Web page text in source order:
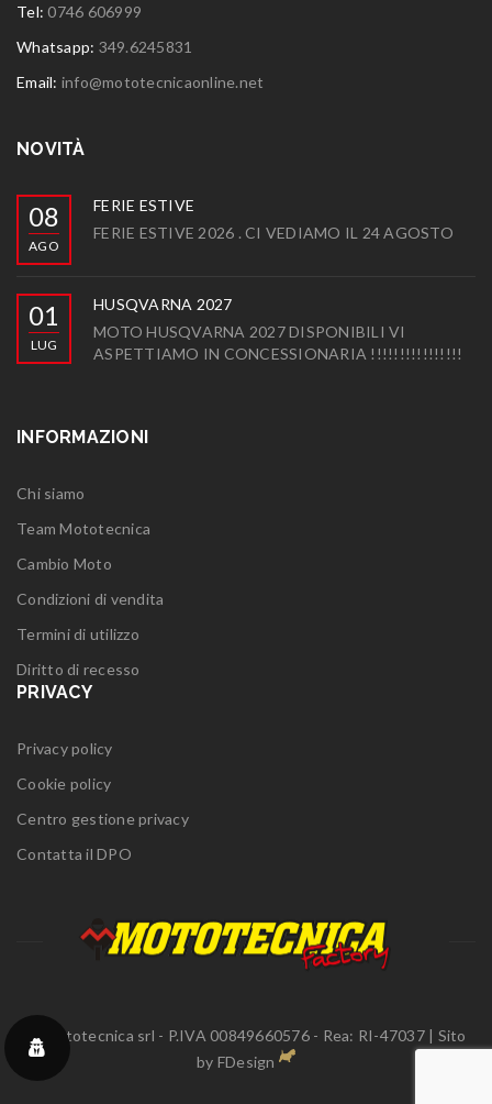
Tel:0746 606999
Whatsapp: 349.6245831
Email: info@mototecnicaonline.net
NOVITÀ
08
AGO
FERIE ESTIVE
FERIE ESTIVE 2026 . CI VEDIAMO IL 24 AGOSTO
01
LUG
HUSQVARNA 2027
MOTO HUSQVARNA 2027 DISPONIBILI VI
ASPETTIAMO IN CONCESSIONARIA !!!!!!!!!!!!!!!!
INFORMAZIONI
Chi siamo
Team Mototecnica
Cambio Moto
Condizioni di vendita
Termini di utilizzo
Diritto di recesso
PRIVACY
Privacy policy
Cookie policy
Centro gestione privacy
Contatta il DPO
© Mototecnica srl - P.IVA 00849660576 - Rea: RI-47037 | Sito
by FDesign